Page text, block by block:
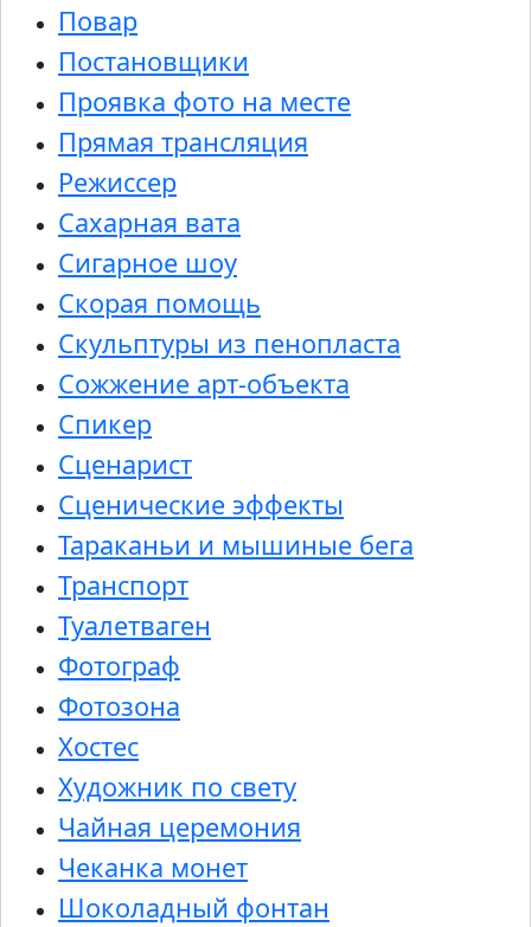
Повар
Постановщики
Проявка фото на месте
Прямая трансляция
Режиссер
Сахарная вата
Сигарное шоу
Скорая помощь
Скульптуры из пенопласта
Сожжение арт-объекта
Спикер
Сценарист
Сценические эффекты
Тараканьи и мышиные бега
Транспорт
Туалетваген
Фотограф
Фотозона
Хостес
Художник по свету
Чайная церемония
Чеканка монет
Шоколадный фонтан